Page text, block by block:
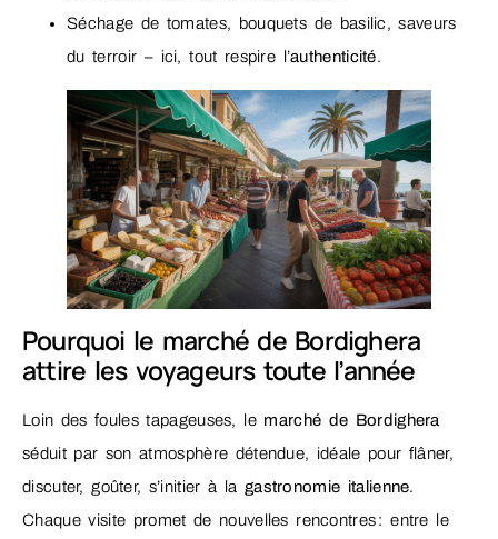
Séchage de tomates, bouquets de basilic, saveurs
du terroir – ici, tout respire l’authenticité.
Pourquoi le marché de Bordighera
attire les voyageurs toute l’année
Loin des foules tapageuses, le marché de Bordighera
séduit par son atmosphère détendue, idéale pour flâner,
discuter, goûter, s’initier à la gastronomie italienne.
Chaque visite promet de nouvelles rencontres : entre le